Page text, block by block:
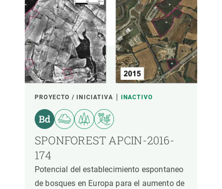
PROYECTO / INICIATIVA INACTIVO
SPONFOREST APCIN-2016-
174
Potencial del establecimiento espontaneo
de bosques en Europa para el aumento de